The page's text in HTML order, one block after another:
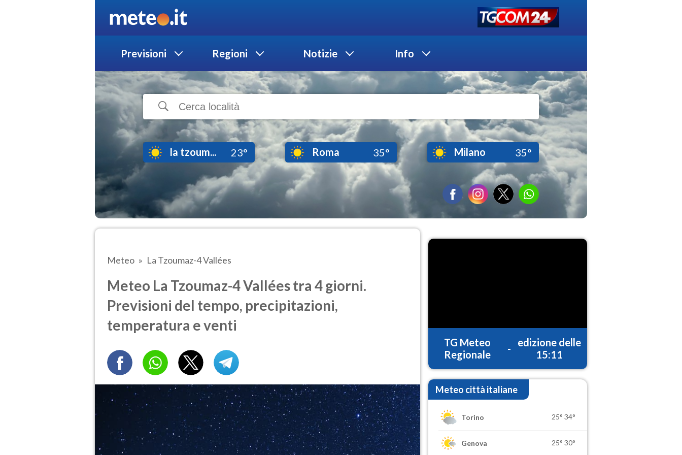
Previsioni Regioni Notizie Info
la tzoum... 23° Roma 35° Milano 35°
Meteo La Tzoumaz-4 Vallées
Meteo La Tzoumaz-4 Vallées tra 4 giorni.
Previsioni del tempo, precipitazioni,
temperatura e venti
TG Meteo
Regionale
-
edizione delle
15:11
Meteo città italiane
Torino 25° 34°
Genova 25° 30°